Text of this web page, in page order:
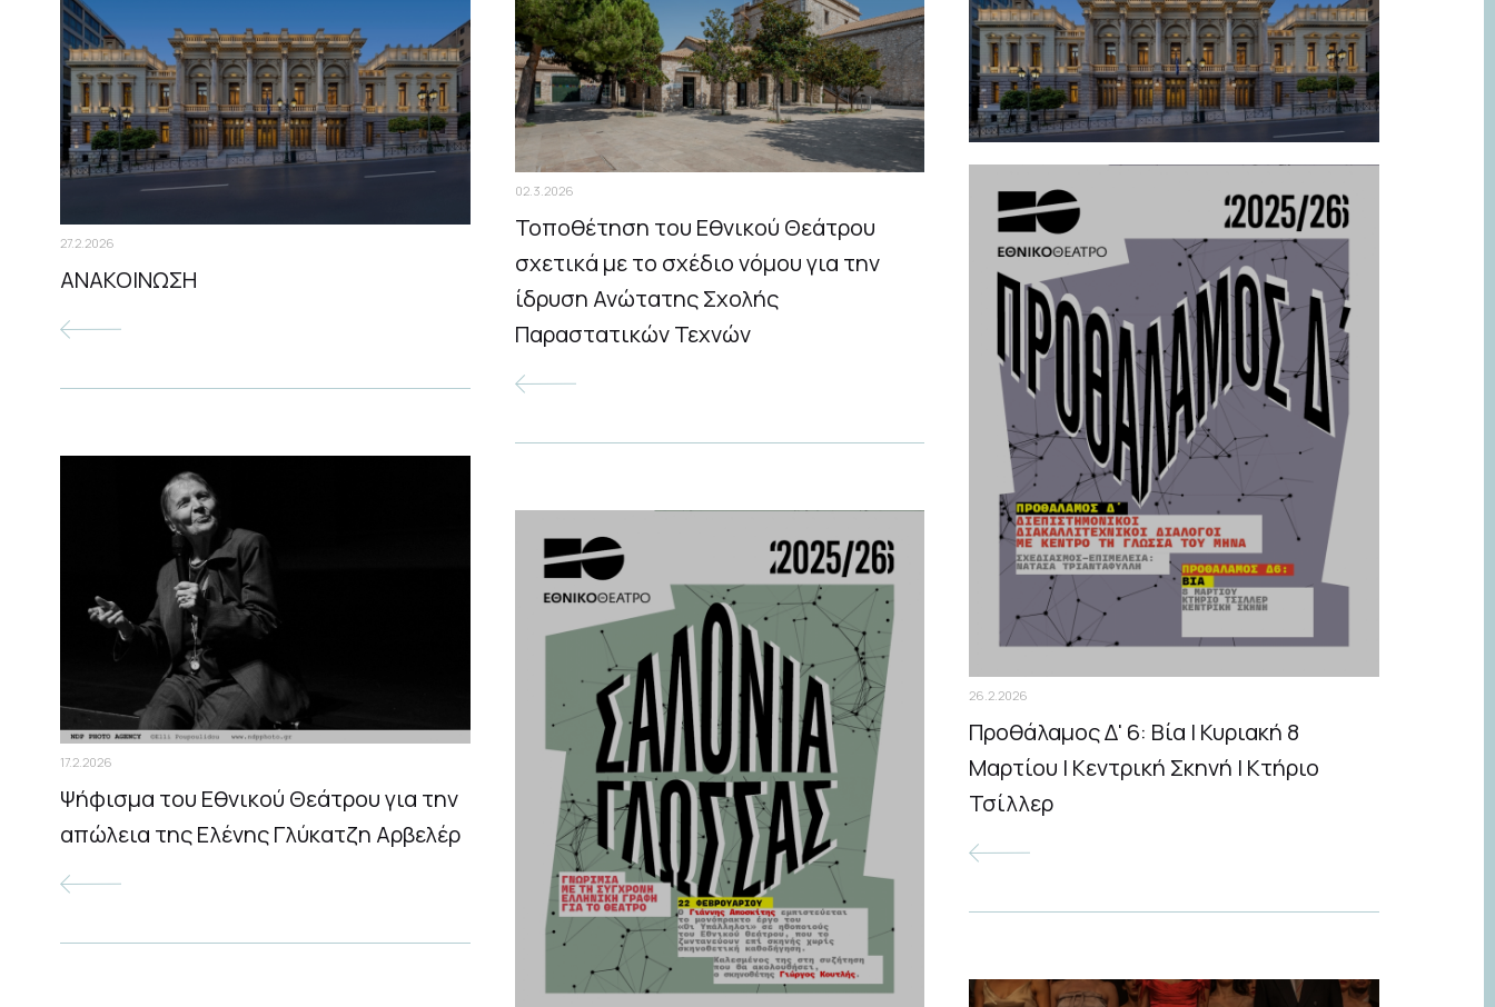
05.3.2026
την αναμονή της Αποκάλυψης» | Από
τις 6 Μαρτίου | Θέατρο Δίπυλον
04.3.2026
Παραστάσεις σε συνθήκες Καθολικής
Προσβασιμότητας | Ο ΒΥΣΣΙΝΟΚΗΠΟΣ |
Πέμπτη 12 & Παρασκευή 13 Μαρτίου
02.3.2026
Τοποθέτηση του Εθνικού Θεάτρου
σχετικά με το σχέδιο νόμου για την
ίδρυση Ανώτατης Σχολής
Παραστατικών Τεχνών
ΑΝΑΚΟΙΝΩΣΗ
27.2.2026
ΑΝΑΚΟΙΝΩΣΗ
26.2.2026
Προθάλαμος Δ' 6: Βία | Κυριακή 8
Μαρτίου | Κεντρική Σκηνή | Κτήριο
Τσίλλερ
17.2.2026
Ψήφισμα του Εθνικού Θεάτρου για την
απώλεια της Ελένης Γλύκατζη Αρβελέρ